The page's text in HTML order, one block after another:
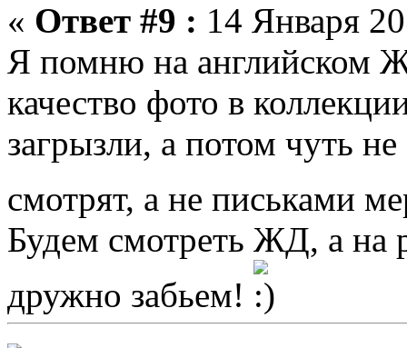
« Ответ #9 : 14 Января
Я помню на английском
качество фото в
загрызли, а потом чуть
смотрят, а не письками
Будем смотреть ЖД, а на
дружно забьем!